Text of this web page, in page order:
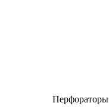
Перфораторы